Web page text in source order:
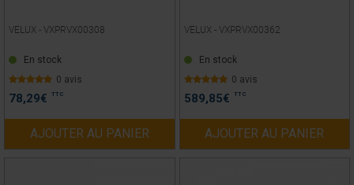
VELUX - VXPRVX00308
En stock
0 avis
78,29€ TTC
AJOUTER AU PANIER
VELUX - VXPRVX00362
En stock
0 avis
589,85€ TTC
AJOUTER AU PANIER